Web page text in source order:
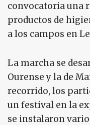
convocatoria una
productos de
a los campos en
La marcha se
Ourense y la de
recorrido, los
un festival en la
se instalaron